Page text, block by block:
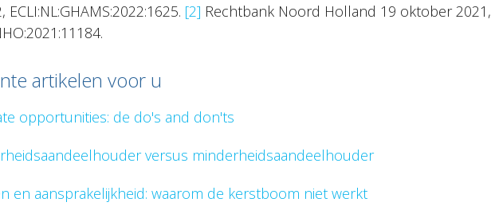
ECLI:NL:GHAMS:2022:1625. [2] Rechtbank Noord Holland 19 oktober 2021,
artikelen voor u
opportunities: de do's and don'ts
versus minderheidsaandeelhouder
en aansprakelijkheid: waarom de kerstboom niet werkt